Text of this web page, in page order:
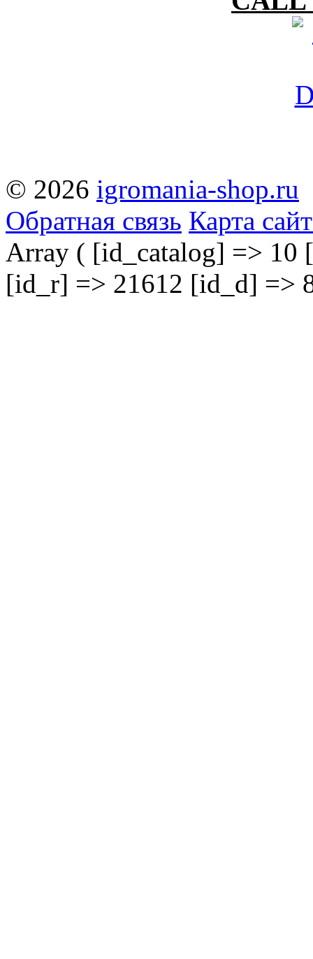
© 2026 igromania-shop.ru
Обратная связь Карта
Array ( [id_catalog] =>
[id_r] => 21612 [id_d] =>